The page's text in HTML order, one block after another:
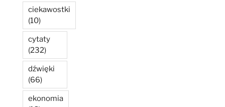
ciekawostki
(10)
cytaty
(232)
dźwięki
(66)
ekonomia